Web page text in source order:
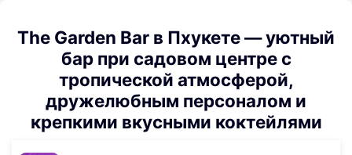
The Garden Bar в Пхукете — уютный
бар при садовом центре с
тропической атмосферой,
дружелюбным персоналом и
крепкими вкусными коктейлями